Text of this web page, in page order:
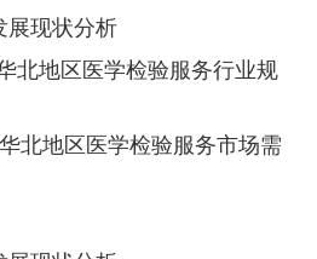
展现状分析
北地区医学检验服务行业规
北地区医学检验服务市场需